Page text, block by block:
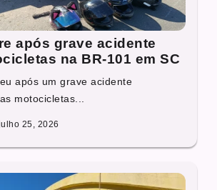
após grave acidente
na BR-101 em SC
após um grave acidente
motocicletas...
25, 2026